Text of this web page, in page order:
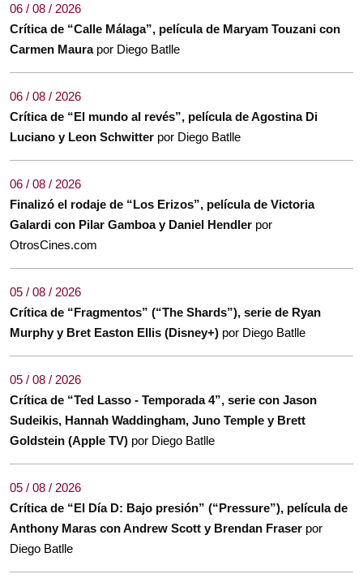
06 / 08 / 2026
Crítica de “Calle Málaga”, película de Maryam Touzani con
Carmen Maura por Diego Batlle
06 / 08 / 2026
Crítica de “El mundo al revés”, película de Agostina Di
Luciano y Leon Schwitter por Diego Batlle
06 / 08 / 2026
Finalizó el rodaje de “Los Erizos”, película de Victoria
Galardi con Pilar Gamboa y Daniel Hendler por
OtrosCines.com
05 / 08 / 2026
Crítica de “Fragmentos” (“The Shards”), serie de Ryan
Murphy y Bret Easton Ellis (Disney+) por Diego Batlle
05 / 08 / 2026
Crítica de “Ted Lasso - Temporada 4”, serie con Jason
Sudeikis, Hannah Waddingham, Juno Temple y Brett
Goldstein (Apple TV) por Diego Batlle
05 / 08 / 2026
Crítica de “El Día D: Bajo presión” (“Pressure”), película de
Anthony Maras con Andrew Scott y Brendan Fraser por
Diego Batlle